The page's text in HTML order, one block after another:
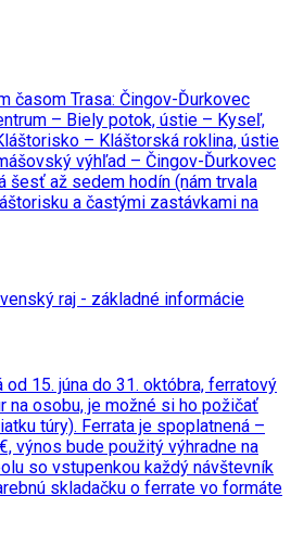
časom Trasa: Čingov-Ďurkovec
– Biely potok, ústie – Kyseľ,
– Kláštorská roklina, ústie
výhľad – Čingov-Ďurkovec
šesť až sedem hodín (nám trvala
a častými zastávkami na
raj - základné informácie
15. júna do 31. októbra, ferratový
na osobu, je možné si ho požičať
túry). Ferrata je spoplatnená –
výnos bude použitý výhradne na
so vstupenkou každý návštevník
skladačku o ferrate vo formáte